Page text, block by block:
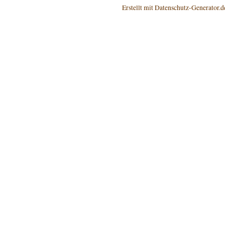
Erstellt mit Datenschutz-